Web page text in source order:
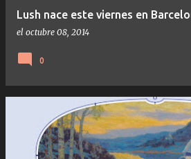
Lush nace este viernes en
el octubre 08, 2014
0